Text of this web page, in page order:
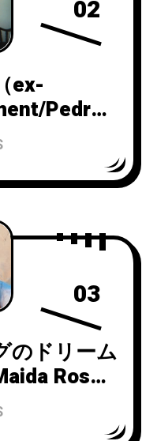
02
ex-
Pedro
ストロッ
ンタル
が『The
をリリー
03
のドリーム
Rose
』